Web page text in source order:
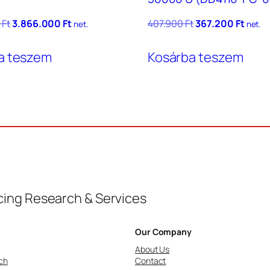
FtOriginal
4.295.500 Ft.
3.866.000 FtCurrent
net.
teszem
407.900FtOriginal
was:
407.900 Ft.
367.200 Ft net.
Kosárba teszem
Research & Services
Our Company
About Us
Contact